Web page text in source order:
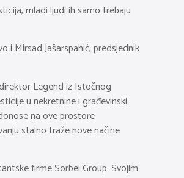
mladi ljudi ih samo trebaju
i Mirsad Jašarspahić, predsjednik
Legend iz Istočnog
u nekretnine i građevinski
na ove prostore
stalno traže nove načine
firme Sorbel Group. Svojim